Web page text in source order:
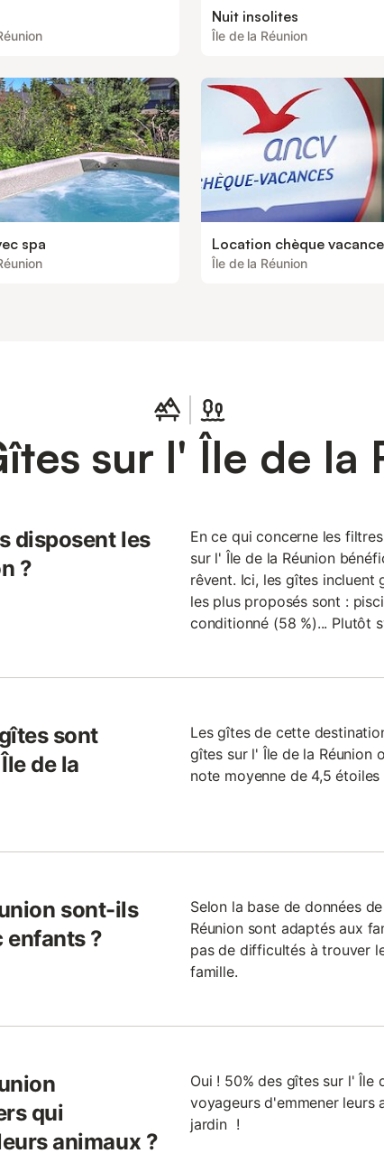
Nuit insolites
Île de la Réunion
spa Location chèque
Île de la Réunion
sur l' Île de la
disposent les
?
En ce qui concerne les
sur l' Île de la Réunion
rêvent. Ici, les gîtes incluent
les plus proposés sont :
conditionné (58 %)... Plutôt
sont
de la
Les gîtes de cette
gîtes sur l' Île de la Réunion
note moyenne de 4,5 étoiles
sont-ils
enfants ?
Selon la base de données
Réunion sont adaptés aux
pas de difficultés à trouver
famille.
qui
animaux ?
Oui ! 50% des gîtes sur l' Île
voyageurs d'emmener leurs
jardin !